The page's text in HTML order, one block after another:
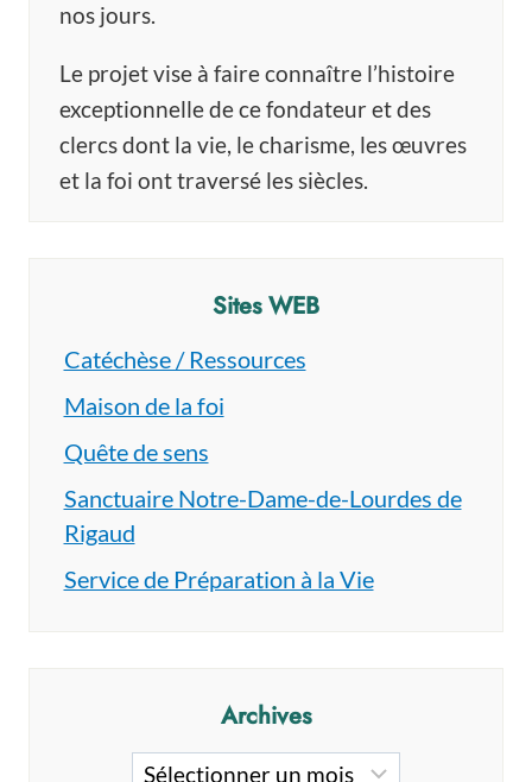
nos jours.
Le projet vise à faire connaître l’histoire
exceptionnelle de ce fondateur et des
clercs dont la vie, le charisme, les œuvres
et la foi ont traversé les siècles.
Sites WEB
Catéchèse / Ressources
Maison de la foi
Quête de sens
Sanctuaire Notre-Dame-de-Lourdes de
Rigaud
Service de Préparation à la Vie
Archives
Archives